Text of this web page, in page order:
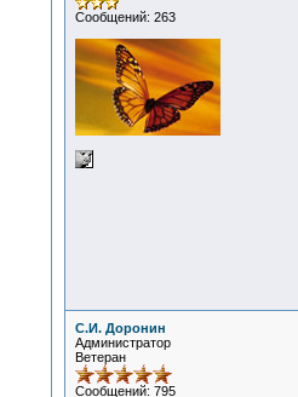
Сообщений: 263
С.И. Доронин
Администратор
Ветеран
Сообщений: 795